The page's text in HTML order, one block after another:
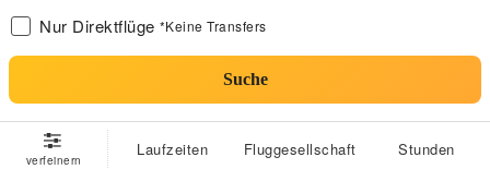
Nur Direktflüge *Keine Transfers
Suche
verfeinern
Laufzeiten Fluggesellschaft Stunden